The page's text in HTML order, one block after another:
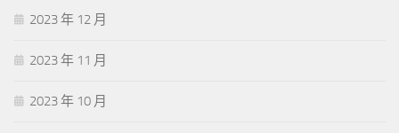
2023 年 12 月
2023 年 11 月
2023 年 10 月